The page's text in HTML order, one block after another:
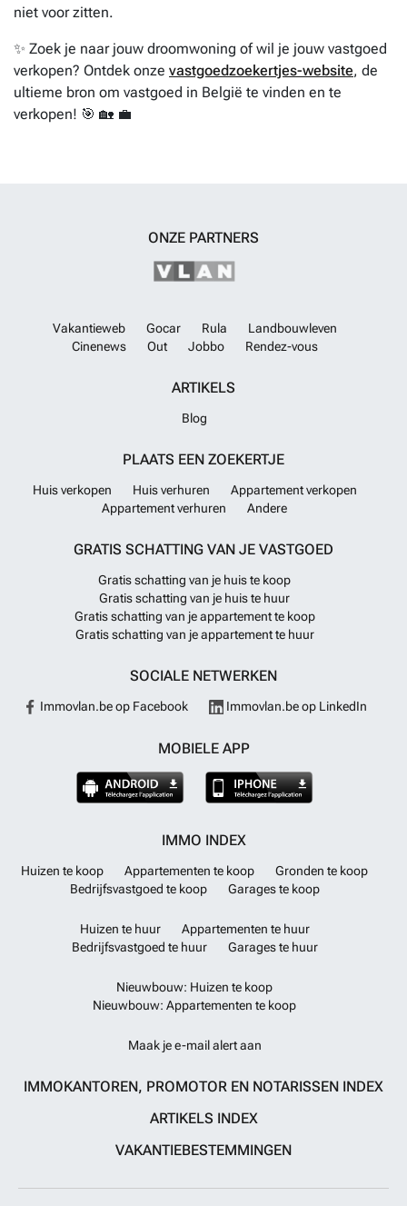
niet voor zitten.
✨ Zoek je naar jouw droomwoning of wil je jouw vastgoed
verkopen? Ontdek onze vastgoedzoekertjes-website, de
ultieme bron om vastgoed in België te vinden en te
verkopen! 🎯 🏡 💼
ONZE PARTNERS
Vakantieweb Gocar Rula
Landbouwleven
Cinenews
Out Jobbo Rendez-vous
ARTIKELS
Blog
PLAATS EEN ZOEKERTJE
Huis verkopen Huis verhuren
Appartement verkopen
Appartement verhuren
Andere
GRATIS SCHATTING VAN JE VASTGOED
Gratis schatting van je huis te koop
Gratis schatting van je huis te huur
Gratis schatting van je appartement te koop
Gratis schatting van je appartement te huur
SOCIALE NETWERKEN
Immovlan.be op Facebook Immovlan.be op LinkedIn
MOBIELE APP
IMMO INDEX
Huizen te koop Appartementen te koop
Gronden te koop
Bedrijfsvastgoed te koop
Garages te koop
Huizen te huur
Appartementen te huur
Bedrijfsvastgoed te huur
Garages te huur
Nieuwbouw: Huizen te koop
Nieuwbouw: Appartementen te koop
Maak je e-mail alert aan
IMMOKANTOREN, PROMOTOR EN NOTARISSEN INDEX
ARTIKELS INDEX
VAKANTIEBESTEMMINGEN